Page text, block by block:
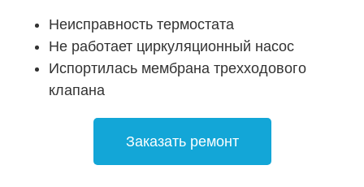
Неисправность термостата
Не работает циркуляционный насос
Испортилась мембрана трехходового
клапана
Заказать ремонт